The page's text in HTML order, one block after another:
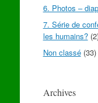
6. Photos –
7. Série de
les humains?
Non classé(33)
Archives